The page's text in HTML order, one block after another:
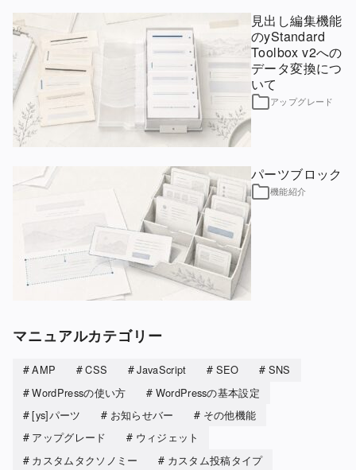
見出し編集機能
のyStandard
Toolbox v2への
データ変換につ
いて
アップグレード
パーツブロック
機能紹介
マニュアルカテゴリー
AMP CSS JavaScript SEO
SNS
WordPressの使い方
WordPressの基本設定
[ys]パーツ
お知らせバー
その他機能
アップグレード
ウィジェット
カスタムタクソノミー
カスタム投稿タイプ